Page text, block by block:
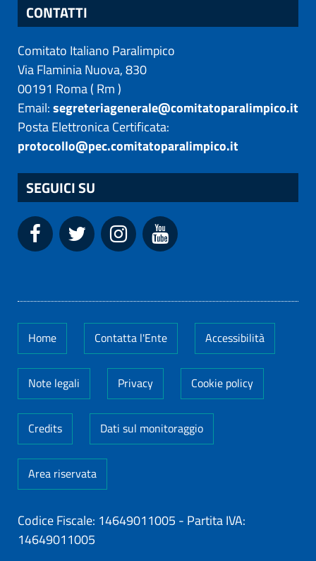
CONTATTI
Comitato Italiano Paralimpico
Via Flaminia Nuova, 830
00191 Roma( Rm)
Email:segreteriagenerale@comitatoparalimpico.it
Posta Elettronica Certificata:
protocollo@pec.comitatoparalimpico.it
SEGUICI SU
Home Contatta l'Ente Accessibilità
Note legali Privacy Cookie policy
Credits Dati sul monitoraggio
Area riservata
Codice Fiscale: 14649011005 - Partita IVA:
14649011005